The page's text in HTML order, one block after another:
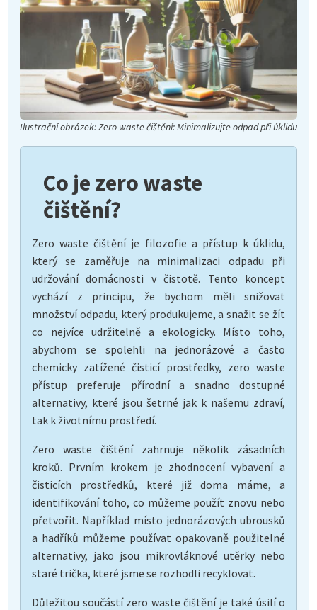
Ilustrační obrázek: Zero waste čištění: Minimalizujte odpad při úklidu
Co je zero waste
čištění?
Zero waste čištění je filozofie a přístup k úklidu,
který se zaměřuje na minimalizaci odpadu při
udržování domácnosti v čistotě. Tento koncept
vychází z principu, že bychom měli snižovat
množství odpadu, který produkujeme, a snažit se žít
co nejvíce udržitelně a ekologicky. Místo toho,
abychom se spolehli na jednorázové a často
chemicky zatížené čisticí prostředky, zero waste
přístup preferuje přírodní a snadno dostupné
alternativy, které jsou šetrné jak k našemu zdraví,
tak k životnímu prostředí.
Zero waste čištění zahrnuje několik zásadních
kroků. Prvním krokem je zhodnocení vybavení a
čisticích prostředků, které již doma máme, a
identifikování toho, co můžeme použít znovu nebo
přetvořit. Například místo jednorázových ubrousků
a hadříků můžeme používat opakovaně použitelné
alternativy, jako jsou mikrovláknové utěrky nebo
staré trička, které jsme se rozhodli recyklovat.
Důležitou součástí zero waste čištění je také úsilí o